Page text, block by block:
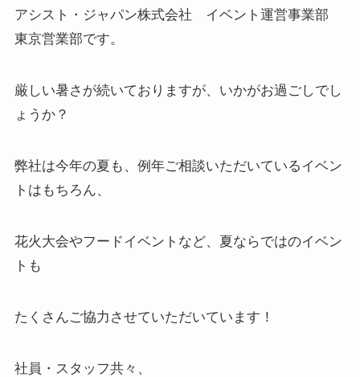
アシスト・ジャパン株式会社 イベント運営事業部
東京営業部です。
厳しい暑さが続いておりますが、いかがお過ごしでし
ょうか？
弊社は今年の夏も、例年ご相談いただいているイベン
トはもちろん、
花火大会やフードイベントなど、夏ならではのイベン
トも
たくさんご協力させていただいています！
社員・スタッフ共々、